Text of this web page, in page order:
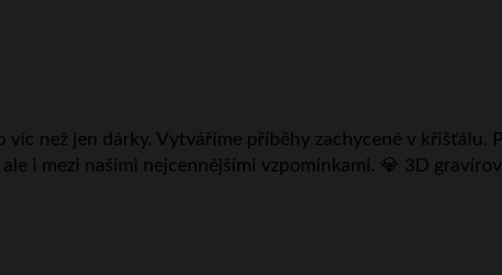
než jen dárky. Vytváříme příběhy zachycené v
i mezi našimi nejcennějšími vzpomínkami. 💎 3D